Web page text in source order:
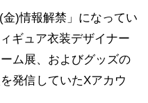
)情報解禁」になってい
ギュア衣装デザイナー
ム展、およびグッズの
発信していたXアカウ